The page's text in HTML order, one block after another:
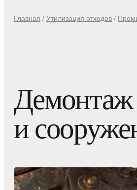
Главная / Утилизация отходов /
Демонтаж
и